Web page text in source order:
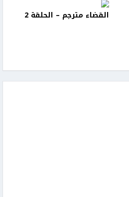
القضاء مترجم – الحلقة 2